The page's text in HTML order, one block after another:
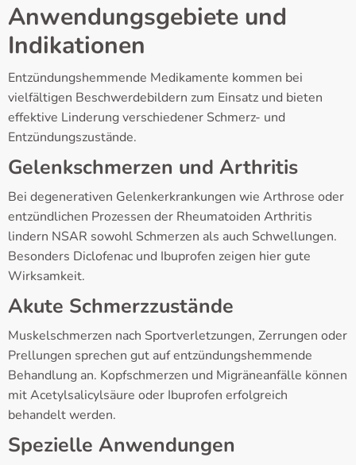
Anwendungsgebiete und
Indikationen
Entzündungshemmende Medikamente kommen bei
vielfältigen Beschwerdebildern zum Einsatz und bieten
effektive Linderung verschiedener Schmerz- und
Entzündungszustände.
Gelenkschmerzen und Arthritis
Bei degenerativen Gelenkerkrankungen wie Arthrose oder
entzündlichen Prozessen der Rheumatoiden Arthritis
lindern NSAR sowohl Schmerzen als auch Schwellungen.
Besonders Diclofenac und Ibuprofen zeigen hier gute
Wirksamkeit.
Akute Schmerzzustände
Muskelschmerzen nach Sportverletzungen, Zerrungen oder
Prellungen sprechen gut auf entzündungshemmende
Behandlung an. Kopfschmerzen und Migräneanfälle können
mit Acetylsalicylsäure oder Ibuprofen erfolgreich
behandelt werden.
Spezielle Anwendungen